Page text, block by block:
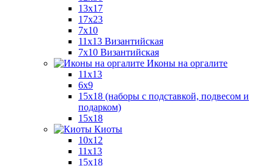
13x17
17x23
7x10
11x13 Византийская
7x10 Византийская
Иконы на оргалите
11x13
6x9
15х18 (наборы с подставкой, подвесом и
подарком)
15x18
Киоты
10x12
11x13
15x18